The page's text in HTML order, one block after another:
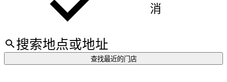
消
查找最近的门店